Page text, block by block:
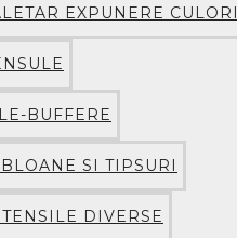
EXPUNERE CULORI
BUFFERE
SI TIPSURI
DIVERSE